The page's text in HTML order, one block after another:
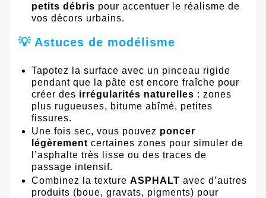
petits débris pour accentuer le réalisme de
vos décors urbains.
💡 Astuces de modélisme
Tapotez la surface avec un pinceau rigide
pendant que la pâte est encore fraîche pour
créer des irrégularités naturelles : zones
plus rugueuses, bitume abîmé, petites
fissures.
Une fois sec, vous pouvez poncer
légèrement certaines zones pour simuler de
l’asphalte très lisse ou des traces de
passage intensif.
Combinez la texture ASPHALT avec d’autres
produits (boue, gravats, pigments) pour